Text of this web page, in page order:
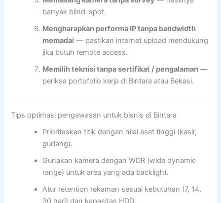
banyak blind-spot.
Mengharapkan performa IP tanpa bandwidth
memadai — pastikan internet upload mendukung
jika butuh remote access.
Memilih teknisi tanpa sertifikat / pengalaman —
periksa portofolio kerja di Bintara atau Bekasi.
Tips optimasi pengawasan untuk bisnis di Bintara
Prioritaskan titik dengan nilai aset tinggi (kasir,
gudang).
Gunakan kamera dengan WDR (wide dynamic
range) untuk area yang ada backlight.
Atur retention rekaman sesuai kebutuhan (7, 14,
30 hari) dan kapasitas HDD.